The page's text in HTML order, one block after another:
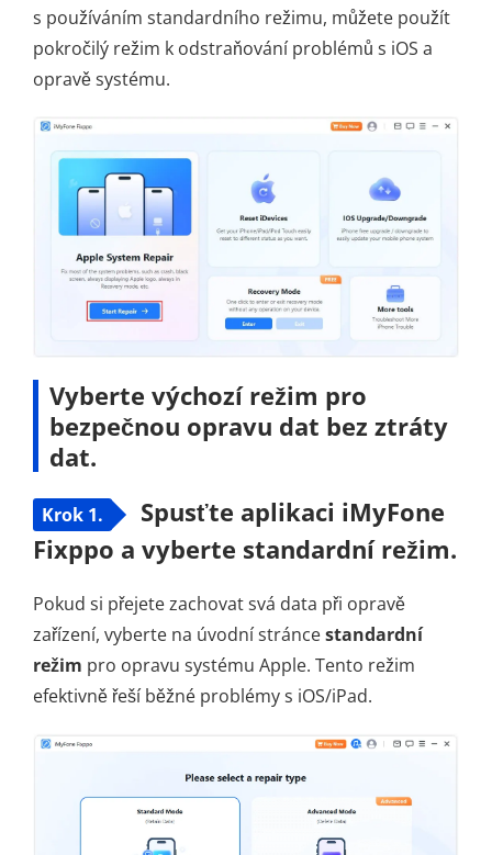
s používáním standardního režimu, můžete použít
pokročilý režim k odstraňování problémů s iOS a
opravě systému.
Vyberte výchozí režim pro
bezpečnou opravu dat bez ztráty
dat.
Krok 1.
Spusťte aplikaci iMyFone
Fixppo a vyberte standardní režim.
Pokud si přejete zachovat svá data při opravě
zařízení, vyberte na úvodní stráncestandardní
režim pro opravu systému Apple. Tento režim
efektivně řeší běžné problémy s iOS/iPad.